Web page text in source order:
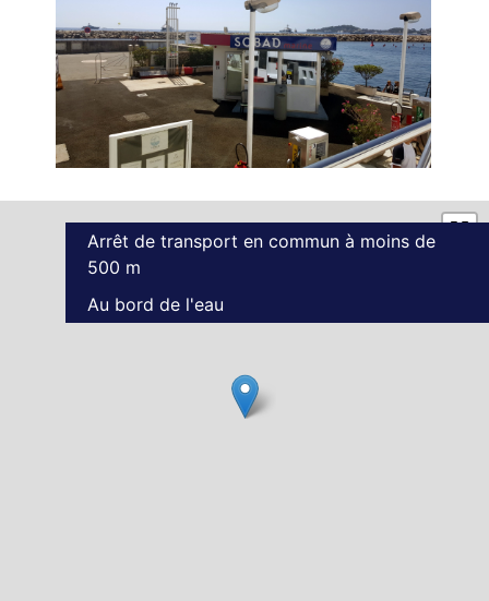
Arrêt de transport en commun à moins de
500 m
Au bord de l'eau